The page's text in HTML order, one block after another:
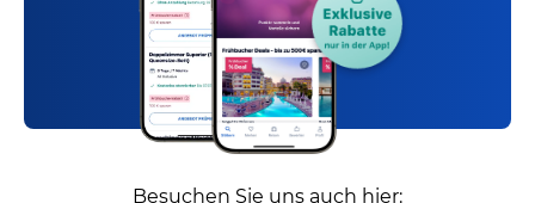
Besuchen Sie uns auch hier: